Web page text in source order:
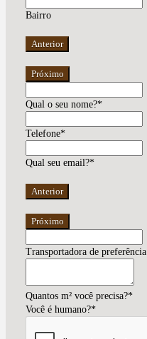
Bairro
Anterior
Próximo
Qual o seu nome?*
Telefone*
Qual seu email?*
Anterior
Próximo
Transportadora de preferência
Quantos m² você precisa?*
Você é humano?*